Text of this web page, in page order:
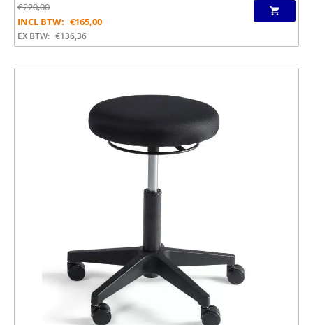
€220,00
INCL BTW: €165,00
EX BTW: €136,36